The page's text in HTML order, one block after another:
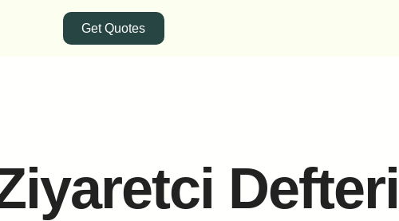
Get Quotes